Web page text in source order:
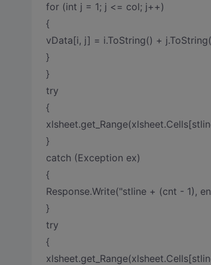
for (int j = 1; j <= col; j++)
{
vData[i, j] = i.ToString() +
}
}
try
{
}
catch (Exception ex)
{
Response.Write("stline + (cnt - 1),
}
try
{